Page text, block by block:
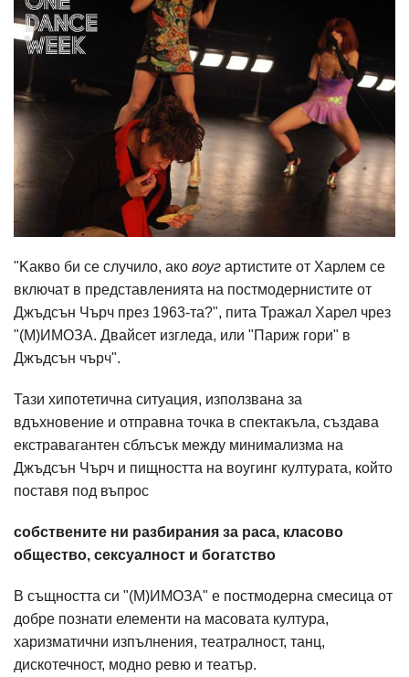
"Kакво би се случило, ако воуг артистите от Харлем се
включат в представленията на постмодернистите от
Джъдсън Чърч през 1963-та?", пита Тражал Харел чрез
"(М)ИМОЗА. Двайсет изгледа, или "Париж гори" в
Джъдсън чърч".
Тази хипотетична ситуация, използвана за
вдъхновение и отправна точка в спектакъла, създава
екстравагантен сблъсък между минимализма на
Джъдсън Чърч и пищността на воугинг културата, който
поставя под въпрос
собствените ни разбирания за раса, класово
общество, сексуалност и богатство
В същността си "(М)ИМОЗА" е постмодерна смесица от
добре познати елементи на масовата култура,
харизматични изпълнения, театралност, танц,
дискотечност, модно ревю и театър.